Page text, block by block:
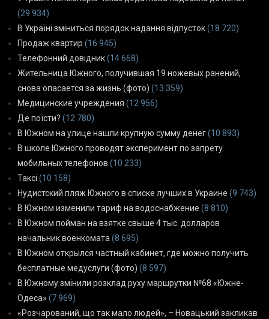
(29 934)
В Україні зміниться порядок надання відпусток(18 720)
Продаж квартир (16 945)
Телефонний довідник(14 668)
Жительница Южного, получившая 19 ножевых ранений,
снова опасается за жизнь (фото) (13 359)
Медицинские учреждения (12 956)
Де поїсти? (12 780)
В Южном на улице нашли крупную сумму денег(10 893)
В школе Южного проводят эксперимент по запрету
мобильных телефонов (10 233)
Таксі (10 158)
Нудистский пляж Южного в списке лучших в Украине (9 743)
В Южном изменили тариф на водоснабжение (8 810)
В Южном пойман на взятке свыше 4 тыс. долларов
начальник военкомата(8 695)
В Южном открылся частный кабинет, где можно получить
бесплатные медуслуги (фото) (8 597)
В Южному змінили розклад руху маршрутки №68 «Южне-
Одеса» (7 969)
«Розчарований, що так мало людей», – Новацький закликав